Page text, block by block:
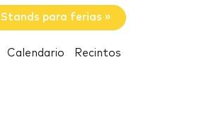
Stands para ferias »
Calendario Recintos